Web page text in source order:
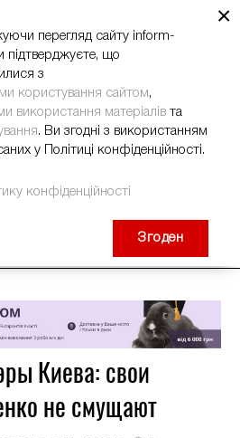
Киева: свои
не смущают
×
перегляд сайту inform-
підтверджуєте, що
з
користування сайтом,
використання матеріалів та
. Ви згодні з використанням
у Політиці конфіденційності.
конфіденційності
Згоден